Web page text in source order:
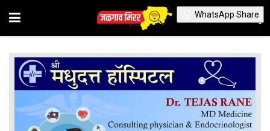
WhatsApp Share